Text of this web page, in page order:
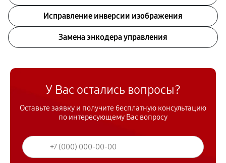
Исправление инверсии изображения
Замена энкодера управления
У Вас остались вопросы?
Оставьте заявку и получите бесплатную консультацию
по интересующему Вас вопросу